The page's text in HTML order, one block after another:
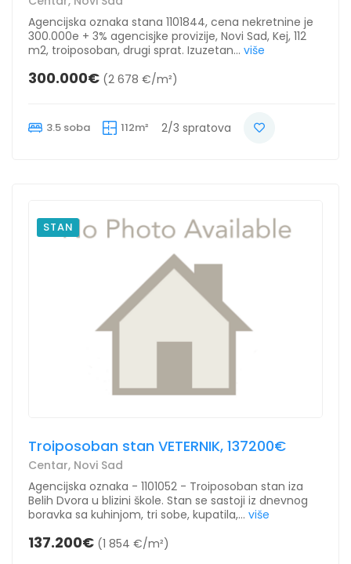
Agencijska oznaka stana 1101844, cena nekretnine je
300.000e + 3% agencisjke provizije, Novi Sad, Kej, 112
m2, troiposoban, drugi sprat. Izuzetan... više
300.000€ (2 678 €/m²)
3.5 soba 112m² 2/3 spratova
STAN
Troiposoban stan VETERNIK, 137200€
Centar, Novi Sad
Agencijska oznaka - 1101052 - Troiposoban stan iza
Belih Dvora u blizini škole. Stan se sastoji iz dnevnog
boravka sa kuhinjom, tri sobe, kupatila,... više
137.200€ (1 854 €/m²)